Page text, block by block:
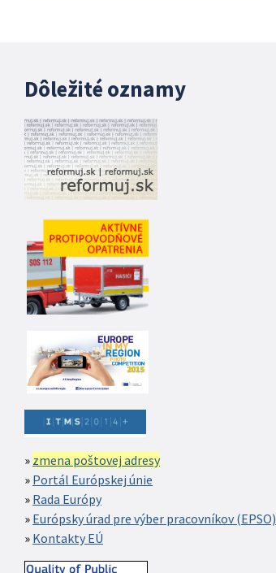
Dôležité oznamy
zmena poštovej adresy
Portál Európskej únie
Rada Európy
Európsky úrad pre výber pracovníkov (EPSO)
Kontakty EÚ